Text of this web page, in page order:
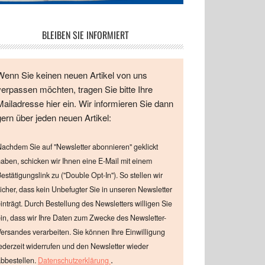
BLEIBEN SIE INFORMIERT
Sie keinen neuen Artikel von uns
möchten, tragen Sie bitte Ihre
hier ein. Wir informieren Sie dann
über jeden neuen Artikel:
Sie auf "Newsletter abonnieren" geklickt
schicken wir Ihnen eine E-Mail mit einem
zu ("Double Opt-In"). So stellen wir
dass kein Unbefugter Sie in unseren Newsletter
Durch Bestellung des Newsletters willigen Sie
dass wir Ihre Daten zum Zwecke des Newsletter-
verarbeiten. Sie können Ihre Einwilligung
widerrufen und den Newsletter wieder
Datenschutzerklärung .